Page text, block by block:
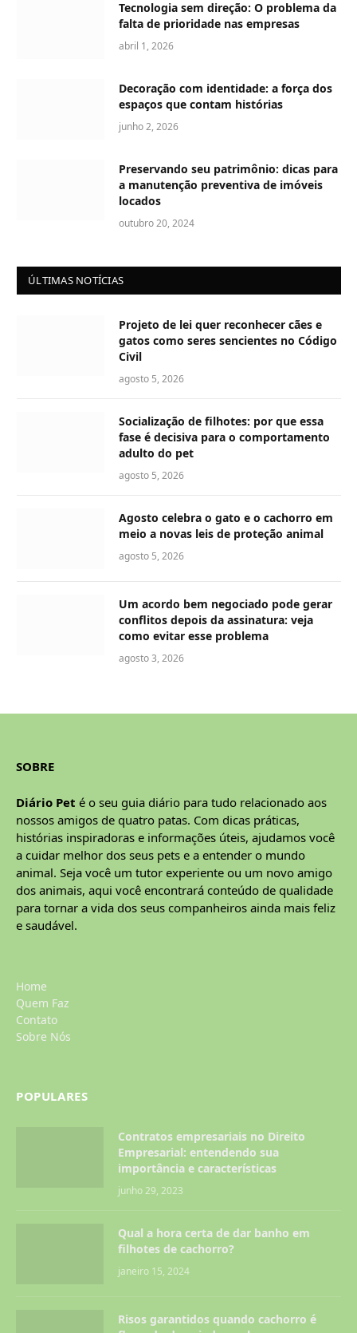
Tecnologia sem direção: O problema da
falta de prioridade nas empresas
abril 1, 2026
Decoração com identidade: a força dos
espaços que contam histórias
junho 2, 2026
Preservando seu patrimônio: dicas para
a manutenção preventiva de imóveis
locados
outubro 20, 2024
ÚLTIMAS NOTÍCIAS
Projeto de lei quer reconhecer cães e
gatos como seres sencientes no Código
Civil
agosto 5, 2026
Socialização de filhotes: por que essa
fase é decisiva para o comportamento
adulto do pet
agosto 5, 2026
Agosto celebra o gato e o cachorro em
meio a novas leis de proteção animal
agosto 5, 2026
Um acordo bem negociado pode gerar
conflitos depois da assinatura: veja
como evitar esse problema
agosto 3, 2026
SOBRE
Diário Pet é o seu guia diário para tudo relacionado aos
nossos amigos de quatro patas. Com dicas práticas,
histórias inspiradoras e informações úteis, ajudamos você
a cuidar melhor dos seus pets e a entender o mundo
animal. Seja você um tutor experiente ou um novo amigo
dos animais, aqui você encontrará conteúdo de qualidade
para tornar a vida dos seus companheiros ainda mais feliz
e saudável.
Home
Quem Faz
Contato
Sobre Nós
POPULARES
Contratos empresariais no Direito
Empresarial: entendendo sua
importância e características
junho 29, 2023
Qual a hora certa de dar banho em
filhotes de cachorro?
janeiro 15, 2024
Risos garantidos quando cachorro é